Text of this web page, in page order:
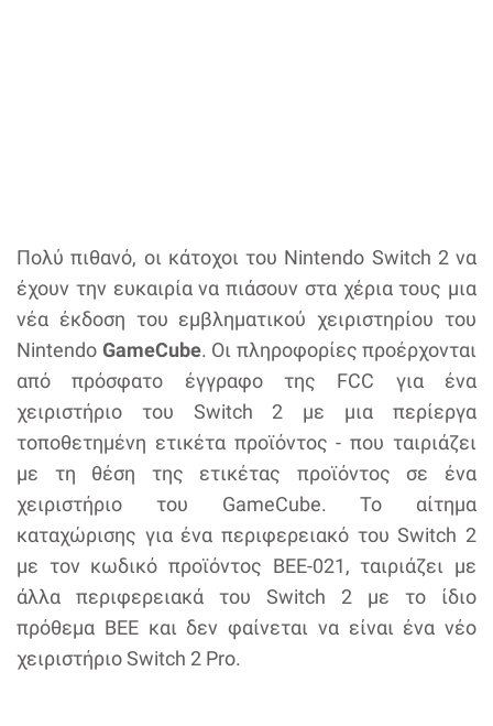
Πολύ πιθανό, οι κάτοχοι του Nintendo Switch 2 να
έχουν την ευκαιρία να πιάσουν στα χέρια τους μια
νέα έκδοση του εμβληματικού χειριστηρίου του
Nintendo GameCube. Οι πληροφορίες προέρχονται
από πρόσφατο έγγραφο της FCC για ένα
χειριστήριο του Switch 2 με μια περίεργα
τοποθετημένη ετικέτα προϊόντος - που ταιριάζει
με τη θέση της ετικέτας προϊόντος σε ένα
χειριστήριο του GameCube. Το αίτημα
καταχώρισης για ένα περιφερειακό του Switch 2
με τον κωδικό προϊόντος BEE-021, ταιριάζει με
άλλα περιφερειακά του Switch 2 με το ίδιο
πρόθεμα BEE και δεν φαίνεται να είναι ένα νέο
χειριστήριο Switch 2 Pro.